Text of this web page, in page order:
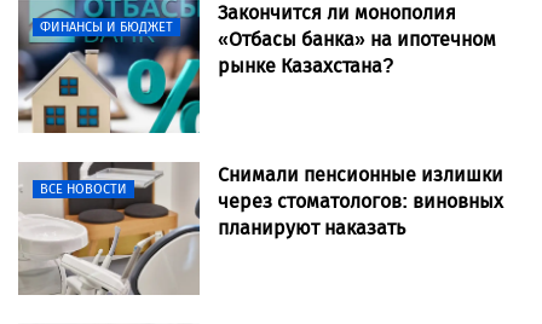
ФИНАНСЫ И БЮДЖЕТ
Закончится ли монополия
«Отбасы банка» на ипотечном
рынке Казахстана?
ВСЕ НОВОСТИ
Снимали пенсионные излишки
через стоматологов: виновных
планируют наказать